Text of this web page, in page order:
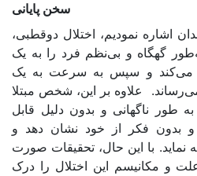
سخن پایانی
اشاره نمودیم، اختلال دوقطبی،
گهگاه و بی‌نظم فرد را به یک
می‌کند و سپس به سرعت به یک
علاوه بر این، شخص مبتلا
طور ناگهانی و بدون دلیل قابل
و بدون فکر از خود نشان دهد و
نماید. با این حال، تحقیقات صورت
و مکانیسم این اختلال را درک